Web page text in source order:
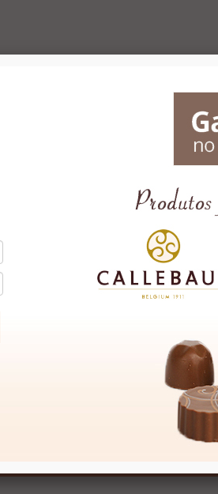
agora
Lincoln